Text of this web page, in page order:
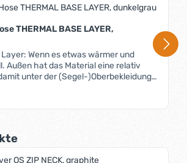
THERMAL BASE LAYER,
Wenn es etwas wärmer und
Außen hat das Material eine relativ
unter der (Segel-)Oberbekleidung
um eine hohe Abtupfleistung
zu gewährleisten: Sie
beim Segeln. Die flachen Nähte
sorgen für zusätzlichen Tragekomfort.
trocknend und antibakteriell